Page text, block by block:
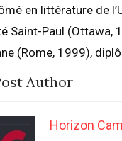
en littérature de
Saint-Paul
(Rome, 1999),
Author
Horizon